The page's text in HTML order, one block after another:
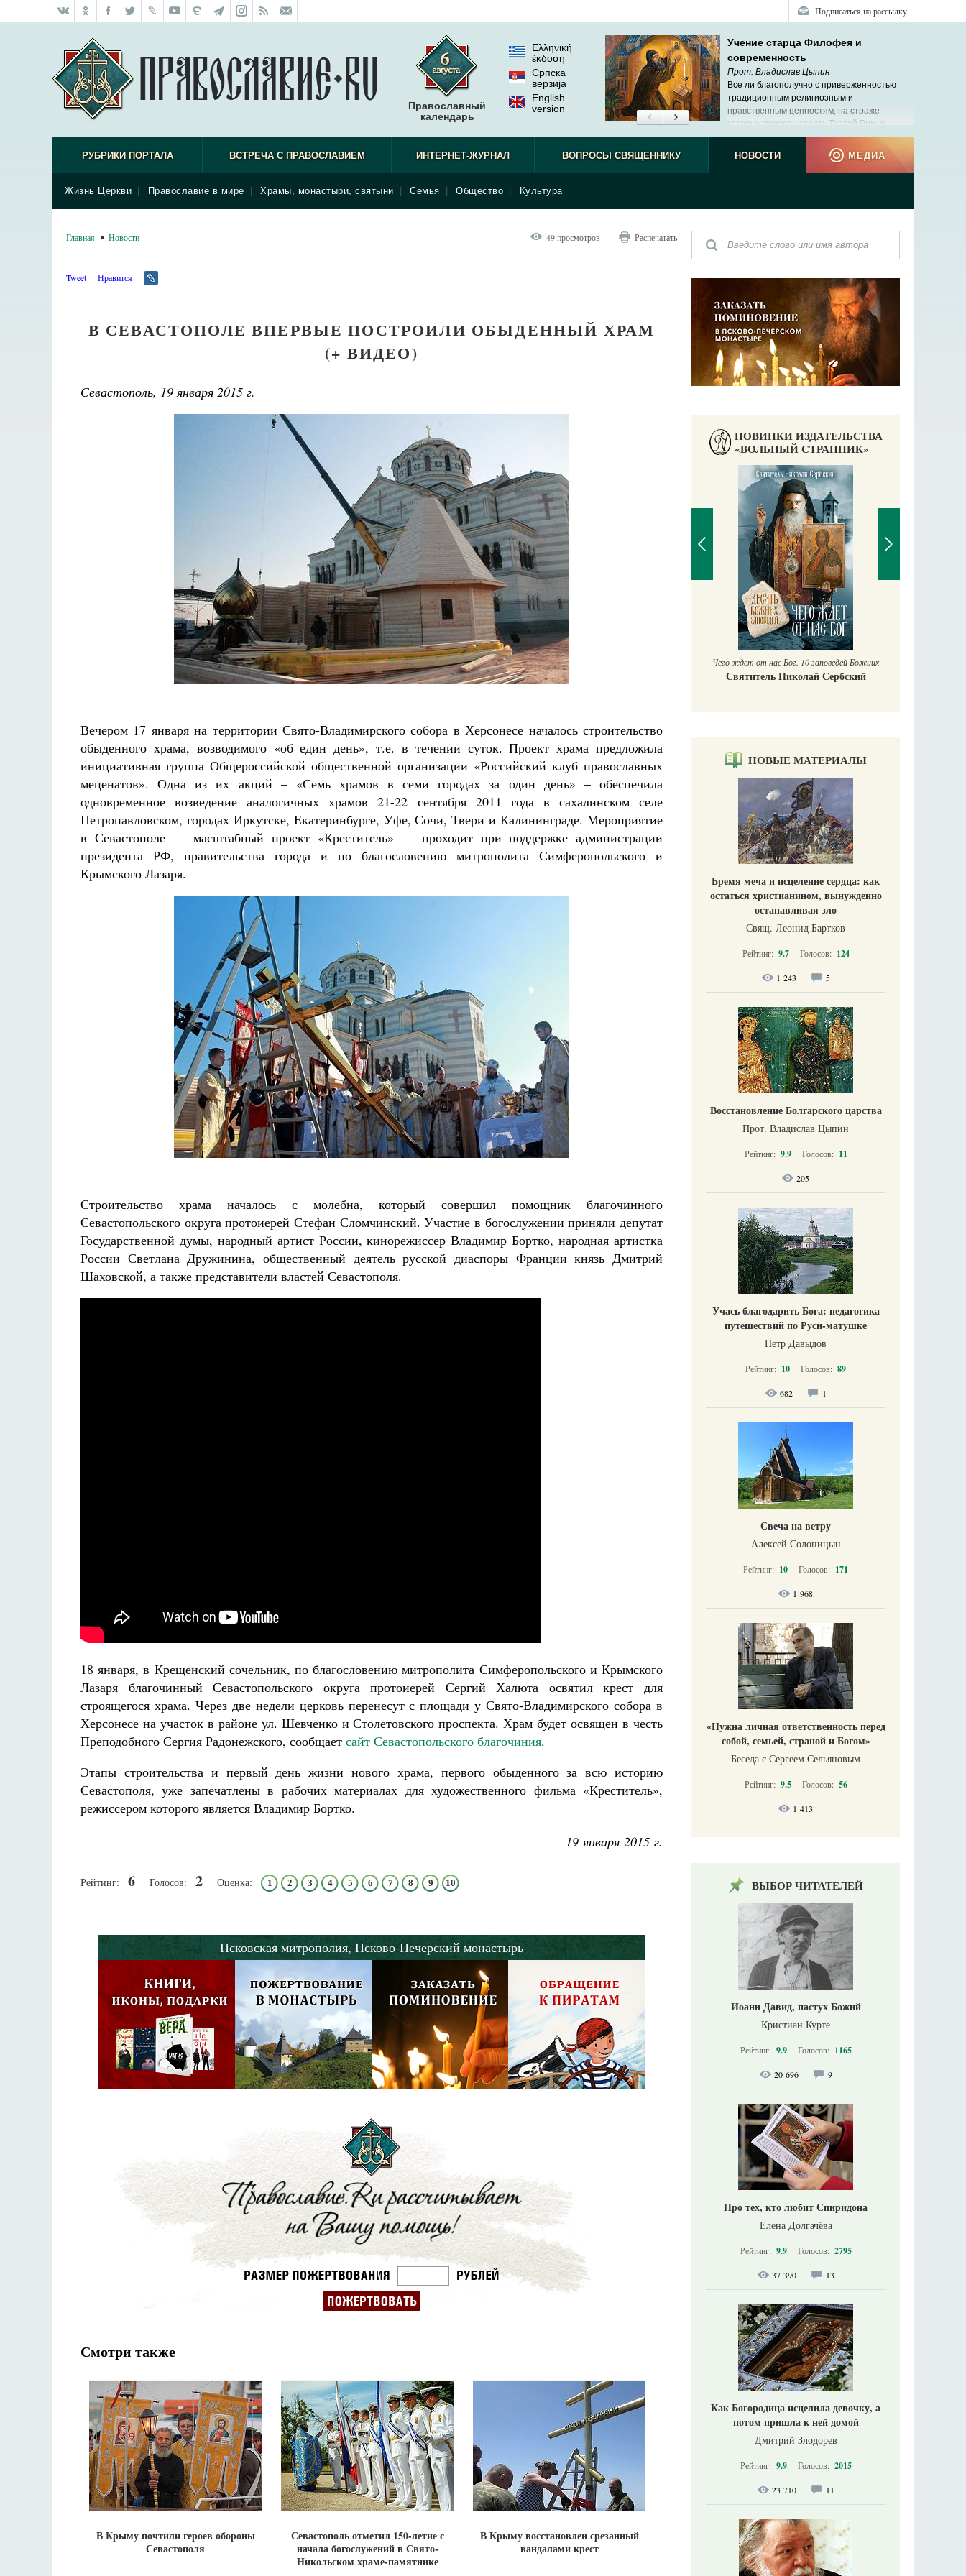
Подписаться на рассылку
Православный
календарь
Ελληνική
έκδοση
Српска
верзиjа
English
version
Учение старца Филофея и
современность
Прот. Владислав Цыпин
Все ли благополучно с приверженностью
традиционным религиозным и
нравственным ценностям, на страже
которых призван стоять Третий Рим, в
современной России?
РУБРИКИ ПОРТАЛА ВСТРЕЧА С ПРАВОСЛАВИЕМ ИНТЕРНЕТ-ЖУРНАЛ ВОПРОСЫ СВЯЩЕННИКУ НОВОСТИ
Жизнь Церкви Православие в мире Храмы, монастыри, святыни Семья Общество Культура
МЕДИА
Главная Новости 49 просмотров Распечатать
Tweet Нравится
В СЕВАСТОПОЛЕ ВПЕРВЫЕ ПОСТРОИЛИ ОБЫДЕННЫЙ ХРАМ
(+ ВИДЕО)
Севастополь, 19 января 2015 г.
Вечером 17 января на территории Свято-Владимирского собора в Херсонесе началось строительство
обыденного храма, возводимого «об един день», т.е. в течении суток. Проект храма предложила
инициативная группа Общероссийской общественной организации «Российский клуб православных
меценатов». Одна из их акций – «Семь храмов в семи городах за один день» – обеспечила
одновременное возведение аналогичных храмов 21-22 сентября 2011 года в сахалинском селе
Петропавловском, городах Иркутске, Екатеринбурге, Уфе, Сочи, Твери и Калининграде. Мероприятие
в Севастополе — масштабный проект «Креститель» — проходит при поддержке администрации
президента РФ, правительства города и по благословению митрополита Симферопольского и
Крымского Лазаря.
Строительство храма началось с молебна, который совершил помощник благочинного
Севастопольского округа протоиерей Стефан Сломчинский. Участие в богослужении приняли депутат
Государственной думы, народный артист России, кинорежиссер Владимир Бортко, народная артистка
России Светлана Дружинина, общественный деятель русской диаспоры Франции князь Дмитрий
Шаховской, а также представители властей Севастополя.
18 января, в Крещенский сочельник, по благословению митрополита Симферопольского и Крымского
Лазаря благочинный Севастопольского округапротоиерей Сергий Халюта освятил крест для
строящегося храма. Через две недели церковь перенесут с площади у Свято-Владимирского собора в
Херсонесе на участок в районе ул. Шевченко и Столетовского проспекта. Храм будет освящен в честь
Преподобного Сергия Радонежского, сообщает сайт Севастопольского благочиния.
Этапы строительства и первый день жизни нового храма, первого обыденного за всю историю
Севастополя, уже запечатлены в рабочих материалах для художественного фильма «Креститель»,
режиссером которого является Владимир Бортко.
19 января 2015 г.
Рейтинг: 6 Голосов: 2 Оценка: 1 2 3 4 5 6 7 8 9 10
Псковская митрополия, Псково-Печерский монастырь
Смотри также
В Крыму почтили героев обороны
Севастополя
Севастополь отметил 150-летие с
начала богослужений в Свято-
Никольском храме-памятнике
В Крыму восстановлен срезанный
вандалами крест
НОВИНКИ ИЗДАТЕЛЬСТВА
«ВОЛЬНЫЙ СТРАННИК»
Разлуки не будет
Фредерика де Грааф Как найти своё место в жизни
Кирилл Мурышев
Великомученик Георгий Победоносец. Научись у
Роман Котов Чего ждет от нас Бог. 10 заповедей Божиих
Святитель Николай Сербский
НОВЫЕ МАТЕРИАЛЫ
Бремя меча и исцеление сердца: как
остаться христианином, вынужденно
останавливая зло
Свящ. Леонид Бартков
Рейтинг: 9.7 Голосов: 124
1 243 5
Восстановление Болгарского царства
Прот. Владислав Цыпин
Рейтинг: 9.9 Голосов: 11
205
Учась благодарить Бога: педагогика
путешествий по Руси-матушке
Петр Давыдов
Рейтинг: 10 Голосов: 89
682 1
Свеча на ветру
Алексей Солоницын
Рейтинг: 10 Голосов: 171
1 968
«Нужна личная ответственность перед
собой, семьей, страной и Богом»
Беседа с Сергеем Сельяновым
Рейтинг: 9.5 Голосов: 56
1 413
ВЫБОР ЧИТАТЕЛЕЙ
Иоанн Давид, пастух Божий
Кристиан Курте
Рейтинг: 9.9 Голосов: 1165
20 696 9
Про тех, кто любит Спиридона
Елена Долгачёва
Рейтинг: 9.9 Голосов: 2795
37 390 13
Как Богородица исцелила девочку, а
потом пришла к ней домой
Дмитрий Злодорев
Рейтинг: 9.9 Голосов: 2015
23 710 11